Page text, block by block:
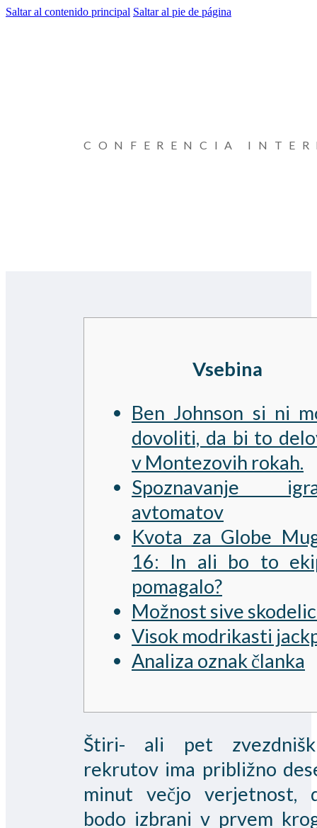
Saltar al contenido principal Saltar al pie de página
CONFERENCIA
Vsebina
Ben Johnson si ni
dovoliti, da bi to
v Montezovih rokah.
Spoznavanje
avtomatov
Kvota za Globe
16: In ali bo to
pomagalo?
Možnost sive
Visok modrikasti
Analiza oznak članka
Štiri- ali pet
rekrutov ima približno
minut večjo verjetnost,
bodo izbrani v prvem